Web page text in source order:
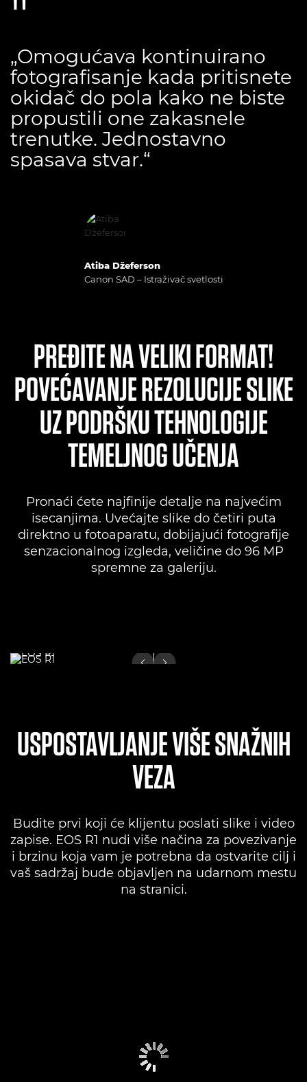
Atiba Džeferson
Canon SAD – Istraživač svetlosti
„Omogućava kontinuirano
fotografisanje kada pritisnete
okidač do pola kako ne biste
propustili one zakasnele
trenutke. Jednostavno
spasava stvar.“
PREĐITE NA VELIKI FORMAT!
POVEĆAVANJE REZOLUCIJE SLIKE
UZ PODRŠKU TEHNOLOGIJE
TEMELJNOG UČENJA
Pronaći ćete najfinije detalje na najvećim
isecanjima. Uvećajte slike do četiri puta
direktno u fotoaparatu, dobijajući fotografije
senzacionalnog izgleda, veličine do 96 MP
spremne za galeriju.
USPOSTAVLJANJE VIŠE SNAŽNIH
VEZA
Budite prvi koji će klijentu poslati slike i video
zapise. EOS R1 nudi više načina za povezivanje
i brzinu koja vam je potrebna da ostvarite cilj i
vaš sadržaj bude objavljen na udarnom mestu
na stranici.